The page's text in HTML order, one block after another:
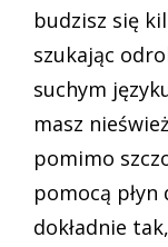
budzisz się
szukając
suchym
masz
pomimo
pomocą
dokładnie